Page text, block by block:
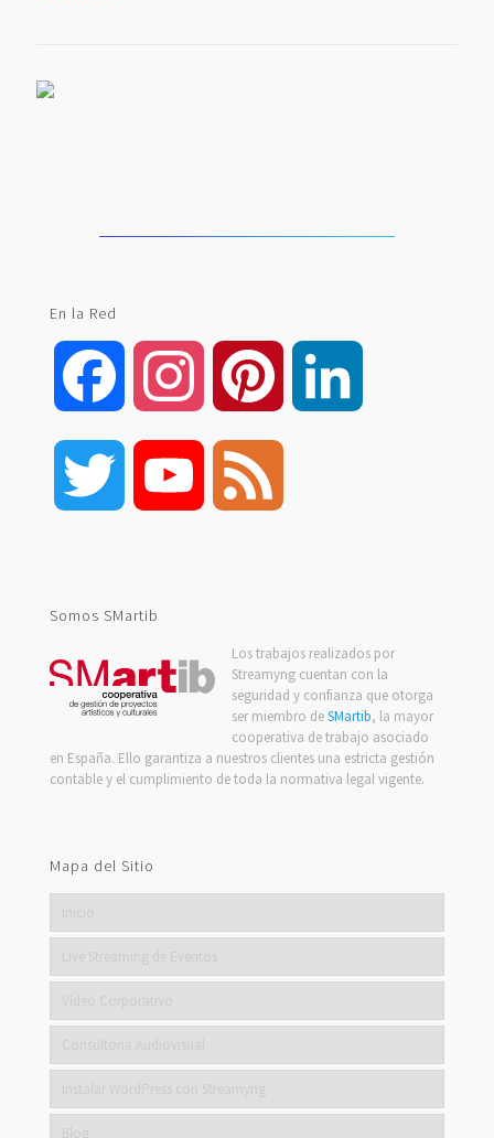
En la Red
Facebook Instagram Pinterest
Twitter YouTube
Somos SMartib
Los trabajos realizados por
Streamyng cuentan con la
seguridad y confianza que otorga
ser miembro deSMartib, la mayor
cooperativa de trabajo asociado
en España. Ello garantiza a nuestros clientes una estricta gestión
contable y el cumplimiento de toda la normativa legal vigente.
Mapa del Sitio